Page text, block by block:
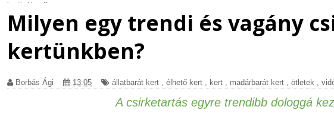
a kertünkben?
Milyen egy trendi és vagány
kertünkben?
Borbás Ági 13:05 állatbarát kert , élhető kert , kert , madárbarát kert , ötletek ,
A csirketartás egyre trendibb dologgá